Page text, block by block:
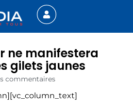
ne manifestera
gilets jaunes
commentaires